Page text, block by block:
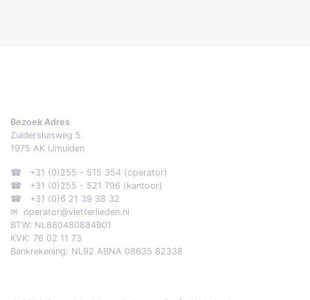
Bezoek Adres
Zuidersluisweg 5
1975 AK IJmuiden
☎ +31 (0)255 - 515 354 (operator)
☎ +31 (0)255 - 521 796 (kantoor)
☎ +31 (0)6 21 39 38 32
✉ operator@vletterlieden.nl
BTW: NL860480884B01
KVK: 76 02 11 73
Bankrekening: NL92 ABNA 08635 82338